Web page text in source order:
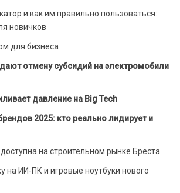
и как им правильно пользоваться:
новичков
для бизнеса
отмену субсидий на электромобили
давление на Big Tech
2025: кто реально лидирует и
на строительном рынке Бреста
на ИИ-ПК и игровые ноутбуки нового